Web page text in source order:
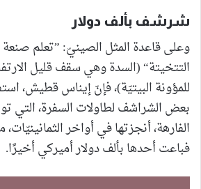
شرشف بألف دولار
وعلى قاعدة المثل الصينيّ: ”تعلم
التتخيتة“ (السدة وهي سقف قليل
للمؤونة البيتيّة)، فإنّ إيناس قطيش،
بعض الشراشف لطاولات السفرة، التي
الفارهة، أنجزتها في أواخر
فباعت أحدها بألف دولار أميركي أخيرًا.